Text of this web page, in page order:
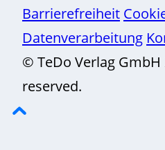
Barrierefreiheit
Datenverarbeitung
© TeDo Verlag
reserved.